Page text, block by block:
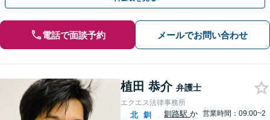
電話で面談予約 メールでお問い合わせ
植田 恭介 弁護士
エクエス法律事務所
北 釧
釧路駅か 営業時間：09:00~2